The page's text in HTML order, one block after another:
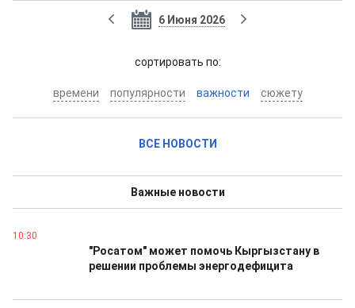
6 Июня 2026
cортировать по:
времени популярности важности сюжету
ВСЕ НОВОСТИ
Важные новости
10:30
"Росатом" может помочь Кыргызстану в
решении проблемы энергодефицита